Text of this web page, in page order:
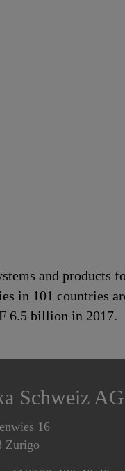
and products
in 101 countries
6.5 billion in 2017.
Schweiz AG
16
Zurigo